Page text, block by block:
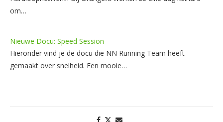
om…
Nieuwe Docu: Speed Session
Hieronder vind je de docu die NN Running Team heeft
gemaakt over snelheid. Een mooie…